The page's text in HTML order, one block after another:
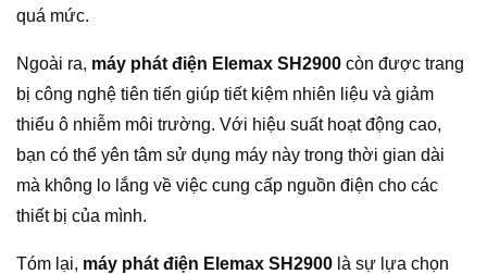
quá mức.
Ngoài ra, máy phát điện Elemax SH2900 còn được trang
bị công nghệ tiên tiến giúp tiết kiệm nhiên liệu và giảm
thiểu ô nhiễm môi trường. Với hiệu suất hoạt động cao,
bạn có thể yên tâm sử dụng máy này trong thời gian dài
mà không lo lắng về việc cung cấp nguồn điện cho các
thiết bị của mình.
Tóm lại, máy phát điện Elemax SH2900 là sự lựa chọn